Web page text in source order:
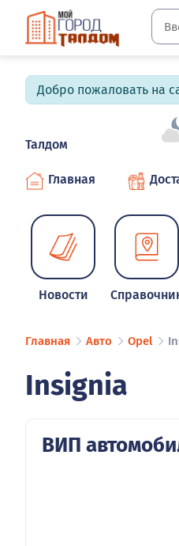
Добро пожаловать на
Талдом
Главная
Новости
Главная Авто Opel
Insignia
ВИП